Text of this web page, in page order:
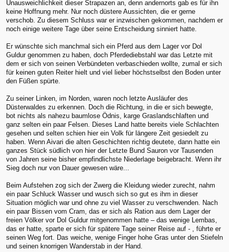
Unausweichlichkeit dieser Strapazen an, denn andernorts gab es für ihn
keine Hoffnung mehr. Nur noch düstere Aussichten, die er gerne
verschob. Zu diesem Schluss war er inzwischen gekommen, nachdem er
noch einige weitere Tage über seine Entscheidung sinniert hatte.
Er wünschte sich manchmal sich ein Pferd aus dem Lager vor Dol
Guldur genommen zu haben, doch Pferdediebstahl war das Letzte mit
dem er sich von seinen Verbündeten verbaschieden wollte, zumal er sich
für keinen guten Reiter hielt und viel lieber höchstselbst den Boden unter
den Füßen spürte.
Zu seiner Linken, im Norden, waren noch letzte Ausläufer des
Düsterwaldes zu erkennen. Doch die Richtung, in die er sich bewegte,
bot nichts als nahezu baumlose Ödnis, karge Graslandschlaften und
ganz selten ein paar Felsen. Dieses Land hatte bereits viele Schlachten
gesehen und selten schien hier ein Volk für längere Zeit gesiedelt zu
haben. Wenn Aivari die alten Geschichten richtig deutete, dann hatte ein
ganzes Stück südlich von hier der Letzte Bund Sauron vor Tausenden
von Jahren seine bisher empfindlichste Niederlage beigebracht. Wenn ihr
Sieg doch nur von Dauer gewesen wäre...
Beim Aufstehen zog sich der Zwerg die Kleidung wieder zurecht, nahm
ein paar Schluck Wasser und wusch sich so gut es ihm in dieser
Situation möglich war und ohne zu viel Wasser zu verschwenden. Nach
ein paar Bissen vom Cram, das er sich als Ration aus dem Lager der
freien Völker vor Dol Guldur mitgenommen hatte – das wenige Lembas,
das er hatte, sparte er sich für spätere Tage seiner Reise auf - , führte er
seinen Weg fort. Das weiche, wenige Finger hohe Gras unter den Stiefeln
und seinen knorrigen Wanderstab in der Hand.